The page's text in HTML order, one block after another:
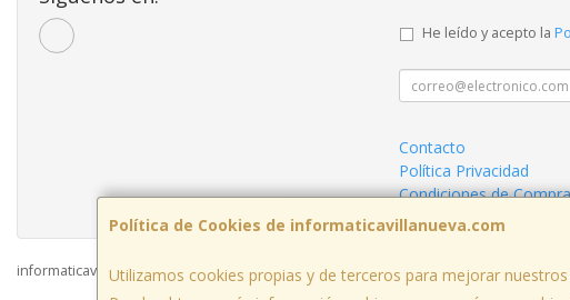
Política de Cookies de informaticavillanueva.com
Utilizamos cookies propias y de terceros para mejorar nuestros
He leído y acepto la
Contacto
Política Privacidad
Condiciones de Compra
informaticavillanueva.com © 2026